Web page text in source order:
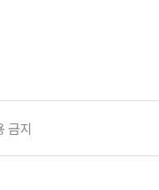
금지